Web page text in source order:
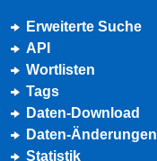
Erweiterte Suche
API
Wortlisten
Tags
Daten-Download
Daten-Änderungen
Statistik